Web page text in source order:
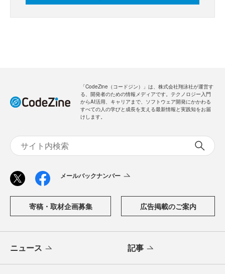
「CodeZine（コードジン）」は、株式会社翔泳社が運営す
る、開発者のための情報メディアです。テクノロジー入門
からAI活用、キャリアまで、ソフトウェア開発にかかわる
すべての人の学びと成長を支える最新情報と実践知をお届
けします。
メールバックナンバー
寄稿・取材企画募集 広告掲載のご案内
ニュース 記事